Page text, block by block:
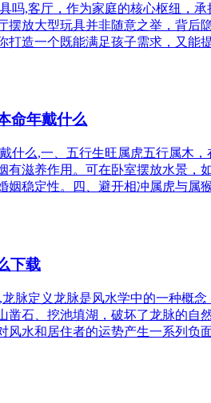
吗,客厅，作为家庭的核心枢纽，
摆放大型玩具并非随意之举，背
打造一个既能满足孩子需求，又能
命年戴什么
什么,一、五行生旺属虎五行属木
有滋养作用。可在卧室摆放水景
姻稳定性。四、避开相冲属虎与属
下载
脉定义龙脉是风水学中的一种概
凿石、挖池填湖，破坏了龙脉的
风水和居住者的运势产生一系列负